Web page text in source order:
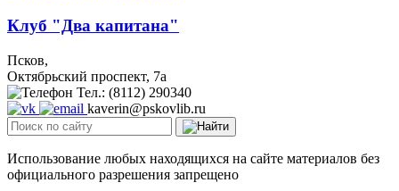
Клуб "Два капитана"
Псков,
Октябрьский проспект, 7a
Тел.: (8112) 290340
kaverin@pskovlib.ru
Использование любых находящихся на сайте материалов без
официального разрешения запрещено